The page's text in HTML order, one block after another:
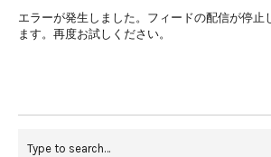
エラーが発生しました。フィードの配信が停止
ます。再度お試しください。